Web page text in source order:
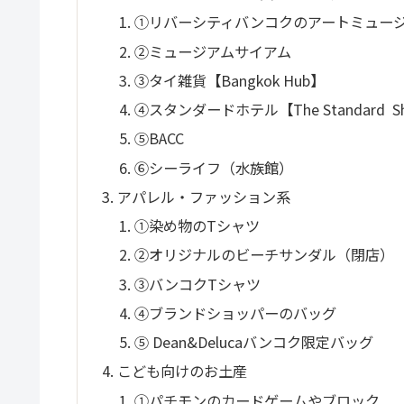
①リバーシティバンコクのアートミュー
②ミュージアムサイアム
③タイ雑貨【Bangkok Hub】
④スタンダードホテル【The Standard
⑤BACC
⑥シーライフ（水族館）
アパレル・ファッション系
①染め物のTシャツ
②オリジナルのビーチサンダル（閉店）
③バンコクTシャツ
④ブランドショッパーのバッグ
⑤ Dean&Delucaバンコク限定バッグ
こども向けのお土産